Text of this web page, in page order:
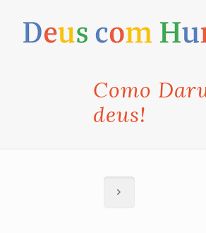
Como
deus!